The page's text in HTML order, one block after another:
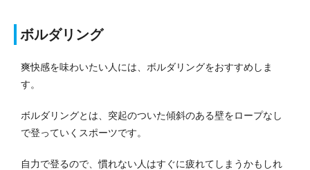
ボルダリング
爽快感を味わいたい人には、ボルダリングをおすすめしま
す。
ボルダリングとは、突起のついた傾斜のある壁をロープなし
で登っていくスポーツです。
自力で登るので、慣れない人はすぐに疲れてしまうかもしれ